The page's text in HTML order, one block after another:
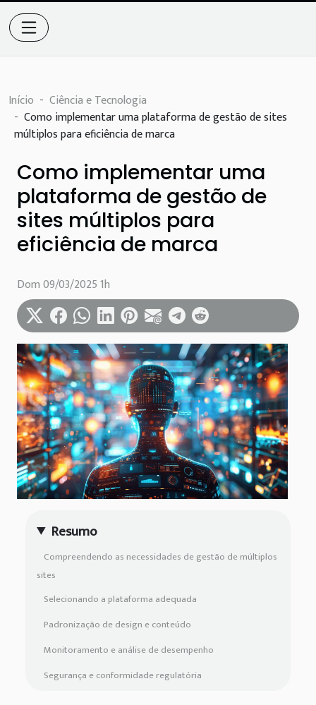
Início
Ciência e Tecnologia
Como implementar uma plataforma de gestão de sites
múltiplos para eficiência de marca
Como implementar uma
plataforma de gestão de
sites múltiplos para
eficiência de marca
Dom 09/03/2025 1h
Resumo
Compreendendo as necessidades de gestão de múltiplos
sites
Selecionando a plataforma adequada
Padronização de design e conteúdo
Monitoramento e análise de desempenho
Segurança e conformidade regulatória